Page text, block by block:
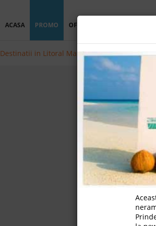
ACASA PROMO OFERTA PERSONALIZATA
Destinatii in Litoral Marea Rosie Hoteluri in